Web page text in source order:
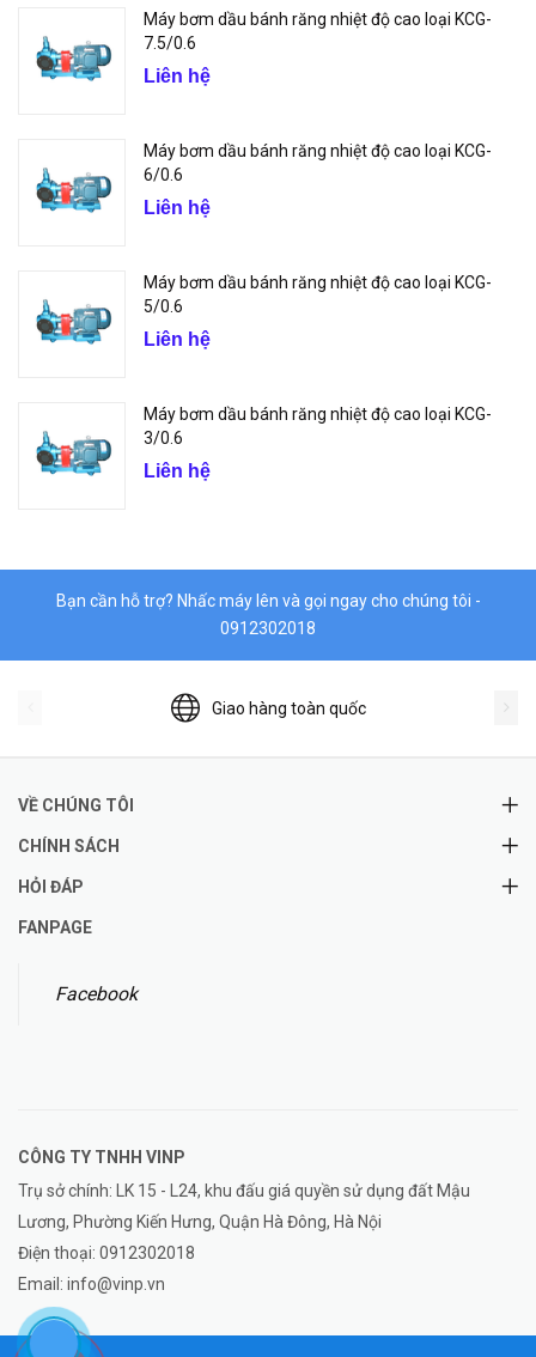
Máy bơm dầu bánh răng nhiệt độ cao loại KCG-
7.5/0.6
Liên hệ
Máy bơm dầu bánh răng nhiệt độ cao loại KCG-
6/0.6
Liên hệ
Máy bơm dầu bánh răng nhiệt độ cao loại KCG-
5/0.6
Liên hệ
Máy bơm dầu bánh răng nhiệt độ cao loại KCG-
3/0.6
Liên hệ
Bạn cần hỗ trợ? Nhấc máy lên và gọi ngay cho chúng tôi -
0912302018
Giao hàng toàn quốc
VỀ CHÚNG TÔI
CHÍNH SÁCH
HỎI ĐÁP
FANPAGE
Facebook
CÔNG TY TNHH VINP
Trụ sở chính: LK 15 - L24, khu đấu giá quyền sử dụng đất Mậu
Lương, Phường Kiến Hưng, Quận Hà Đông, Hà Nội
Điện thoại: 0912302018
Email: info@vinp.vn